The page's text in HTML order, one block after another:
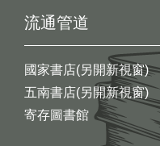
流通管道
國家書店(另開新視窗)
五南書店(另開新視窗)
寄存圖書館